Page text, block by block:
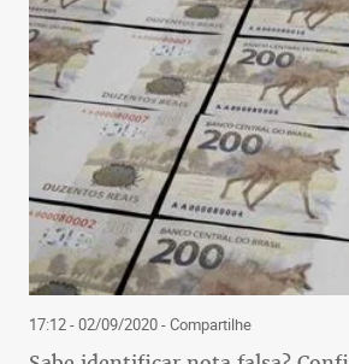
17:12 - 02/09/2020- Compartilhe